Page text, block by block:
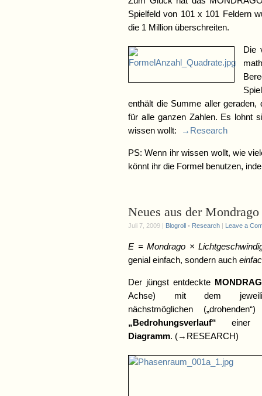
Spielfeld von 101 x 101 Feldern
die 1 Million überschreiten.
Die
enthält die Summe aller
für alle ganzen Zahlen. Es lohnt
wissen wollt:
→Research
PS: Wenn ihr wissen wollt, wie
könnt ihr die Formel benutzen,
Neues aus der
Juli 7, 2009 | Blogroll • Research | Leave a
E = Mondrago ×
genial einfach, sondern auch
Der jüngst entdeckte
Achse) mit dem
nächstmöglichen
„Bedrohungsverlauf“ einer
Diagramm. (→RESEARCH)